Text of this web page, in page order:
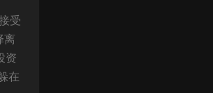
受
离
资
在